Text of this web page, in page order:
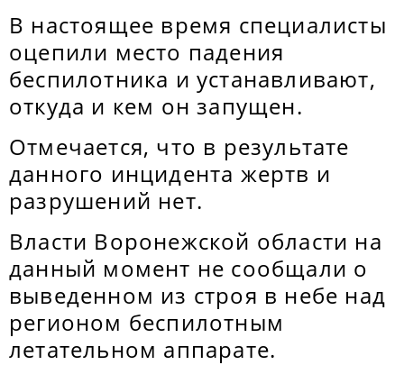
В настоящее время специалисты
оцепили место падения
беспилотника и устанавливают,
откуда и кем он запущен.
Отмечается, что в результате
данного инцидента жертв и
разрушений нет.
Власти Воронежской области на
данный момент не сообщали о
выведенном из строя в небе над
регионом беспилотным
летательном аппарате.